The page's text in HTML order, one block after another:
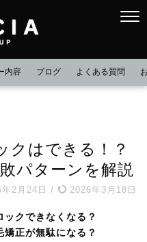
内容 ブログ よくある質問
クはできる！？
パターンを解説
2月24日 / 2026年3月18日
クできなくなる？
正が無駄になる？